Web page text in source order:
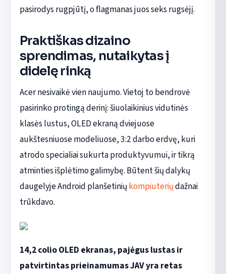
pasirodys rugpjūtį, o flagmanas juos seks rugsėjį.
Praktiškas dizaino
sprendimas, nutaikytas į
didelę rinką
Acer nesivaikė vien naujumo. Vietoj to bendrovė
pasirinko protingą derinį: šiuolaikinius vidutinės
klasės lustus, OLED ekraną dviejuose
aukštesniuose modeliuose, 3:2 darbo erdvę, kuri
atrodo specialiai sukurta produktyvumui, ir tikrą
atminties išplėtimo galimybę. Būtent šių dalykų
daugelyje Android planšetinių kompiuteriųdažnai
trūkdavo.
14,2 colio OLED ekranas, pajėgus lustas ir
patvirtintas prieinamumas JAV yra retas